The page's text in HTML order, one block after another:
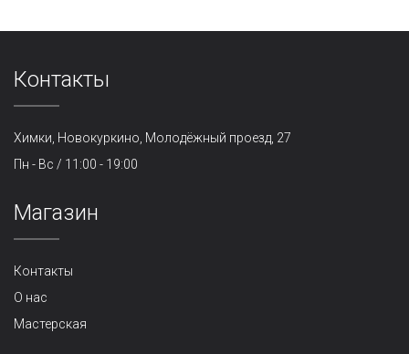
Контакты
Химки, Новокуркино, Молодёжный проезд, 27
Пн - Вс / 11:00 - 19:00
Магазин
Контакты
О нас
Мастерская